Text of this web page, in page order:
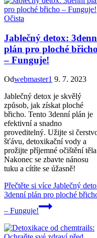
Očista
Jablečný detox:
plán pro ploché břicho
– Funguje!
Odwebmaster1 9. 7. 2023
Jablečný detox je skvělý
způsob, jak získat ploché
břicho. Tento 3denní plán je
efektivní a snadno
proveditelný. Užijte si
šťávu, detoxikační vody a
prožijte příjemné očištění
Nakonec se zbavte nánosu
tuku a cítíte se úžasně!
Přečtěte si více Jablečný
3denní plán pro ploché
– Funguje!